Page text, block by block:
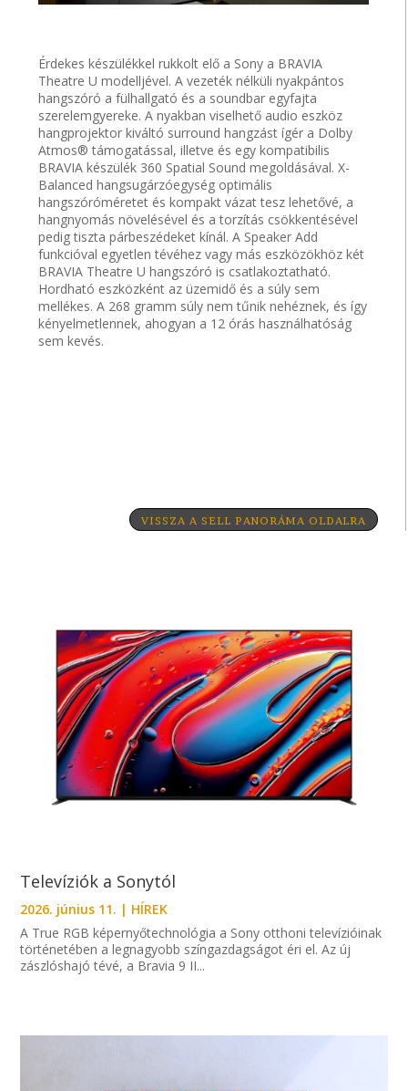
Érdekes készülékkel rukkolt elő a Sony a BRAVIA
Theatre U modelljével. A vezeték nélküli nyakpántos
hangszóró a fülhallgató és a soundbar egyfajta
szerelemgyereke. A nyakban viselhető audio eszköz
hangprojektor kiváltó surround hangzást ígér a Dolby
Atmos® támogatással, illetve és egy kompatibilis
BRAVIA készülék 360 Spatial Sound megoldásával. X-
Balanced hangsugárzóegység optimális
hangszóróméretet és kompakt vázat tesz lehetővé, a
hangnyomás növelésével és a torzítás csökkentésével
pedig tiszta párbeszédeket kínál. A Speaker Add
funkcióval egyetlen tévéhez vagy más eszközökhöz két
BRAVIA Theatre U hangszóró is csatlakoztatható.
Hordható eszközként az üzemidő és a súly sem
mellékes. A 268 gramm súly nem tűnik nehéznek, és így
kényelmetlennek, ahogyan a 12 órás használhatóság
sem kevés.
VISSZA A SELL PANORÁMA OLDALRA
Televíziók a Sonytól
2026. június 11. | HÍREK
A True RGB képernyőtechnológia a Sony otthoni televízióinak
történetében a legnagyobb színgazdagságot éri el. Az új
zászlóshajó tévé, a Bravia 9 II...